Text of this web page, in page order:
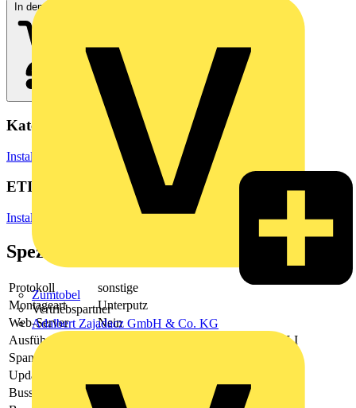
Zumtobel
Vertriebspartner
Adalbert Zajadacz GmbH & Co. KG
In den Warenkorb
Kategorien
Installationsmaterial & Zubehör Installationszubehör
ETIM Group
Installationsbussysteme
Spezifikationen
Protokoll
sonstige
Montageart
Unterputz
Web-Server
Nein
Ausführung
Schnittstelle Beleuchtungssystem/DALI
Spannungsart
Updatefähig
Bussystem KNX
Nein